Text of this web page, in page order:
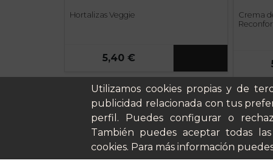
Hortalizas Veggie
5,40 €
Crema
Utilizamos cookies propias y de
publicidad relacionada con tus
perfil. Puedes configurar o
También puedes aceptar todas
cookies. Para más información
Cómo
Nuestros
Casos de
Soy un